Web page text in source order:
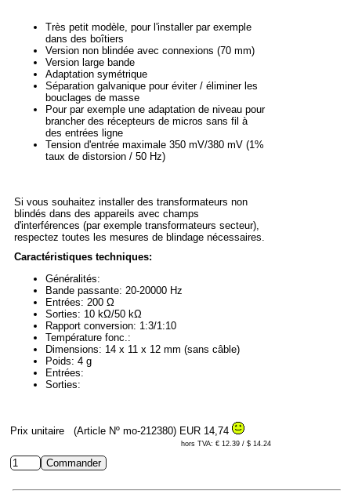
Très petit modèle, pour l'installer par exemple
dans des boîtiers
Version non blindée avec connexions (70 mm)
Version large bande
Adaptation symétrique
Séparation galvanique pour éviter / éliminer les
bouclages de masse
Pour par exemple une adaptation de niveau pour
brancher des récepteurs de micros sans fil à
des entrées ligne
Tension d'entrée maximale 350 mV/380 mV (1%
taux de distorsion / 50 Hz)
Si vous souhaitez installer des transformateurs non
blindés dans des appareils avec champs
d'interférences (par exemple transformateurs secteur),
respectez toutes les mesures de blindage nécessaires.
Caractéristiques techniques:
Généralités:
Bande passante: 20-20000 Hz
Entrées: 200 Ω
Sorties: 10 kΩ/50 kΩ
Rapport conversion: 1:3/1:10
Température fonc.:
Dimensions: 14 x 11 x 12 mm (sans câble)
Poids: 4 g
Entrées:
Sorties:
Prix unitaire (Article Nº mo-212380) EUR 14,74
hors TVA: € 12.39 / $ 14.24